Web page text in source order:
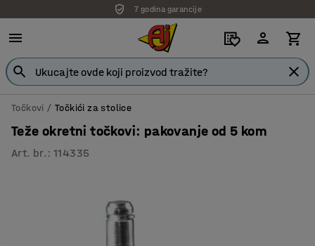
7 godina garancije
Točkovi Točkići za stolice
Teže okretni točkovi: pakovanje od 5 kom
Art. br. :114335